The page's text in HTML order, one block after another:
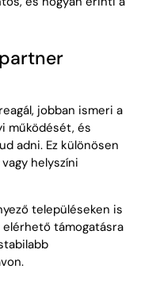
jobban ismeri a
működését, és
adni. Ez különösen
helyszíni
településeken is
támogatásra